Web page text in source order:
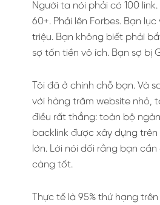
Người ta nói phải có 100
60+. Phải lên Forbes. Bạn
triệu. Bạn không biết phải
sợ tốn tiền vô ích. Bạn sợ bị
Tôi đã ở chính chỗ bạn. Và
với hàng trăm website nhỏ,
điều rất thẳng: toàn bộ
backlink được xây dựng
lớn. Lời nói dối rằng bạn cần
càng tốt.
Thực tế là 95% thứ hạng